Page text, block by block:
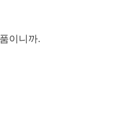
이니까.